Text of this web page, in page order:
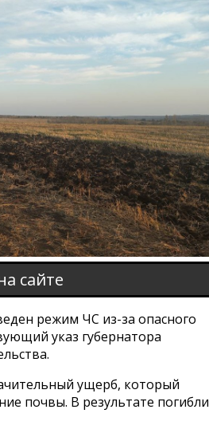
сайте
режим ЧС из-за опасного
указ губернатора
ущерб, который
почвы. В результате погибли